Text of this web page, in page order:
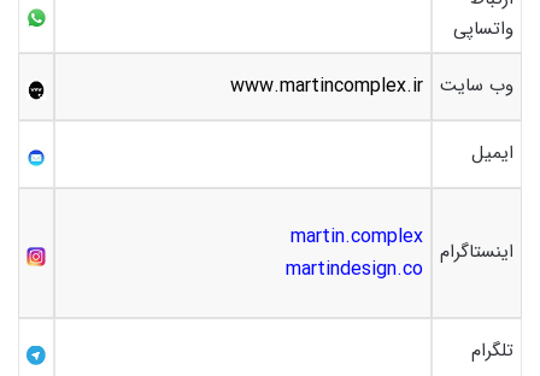
واتساپی
وب سایت www.martincomplex.ir
ایمیل
اینستاگرام martin.complex
martindesign.co
تلگرام